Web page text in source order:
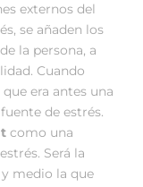
externos del
se añaden los
la persona, a
Cuando
era antes una
de estrés.
como una
Será la
medio la que